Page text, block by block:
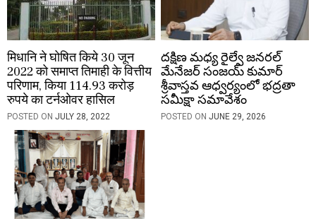
मिधानि ने घोषित किये 30 जून
2022 को समाप्त तिमाही के वित्तीय
परिणाम, किया 114.93 करोड़
रुपये का टर्नओवर हासिल
POSTED ON JULY 28, 2022
దక్షిణ మధ్య రైల్వే జనరల్
మేనేజర్ సంజయ్ కుమార్
శ్రీవాస్తవ ఆధ్వర్యంలో భద్రతా
సమీక్షా సమావేశం
POSTED ONJUNE 29, 2026